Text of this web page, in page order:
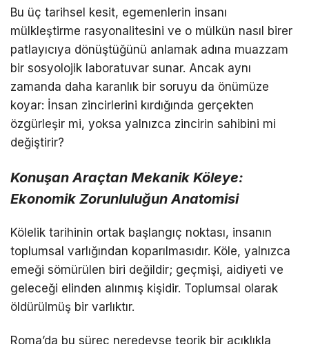
Bu üç tarihsel kesit, egemenlerin insanı
mülkleştirme rasyonalitesini ve o mülkün nasıl birer
patlayıcıya dönüştüğünü anlamak adına muazzam
bir sosyolojik laboratuvar sunar. Ancak aynı
zamanda daha karanlık bir soruyu da önümüze
koyar: İnsan zincirlerini kırdığında gerçekten
özgürleşir mi, yoksa yalnızca zincirin sahibini mi
değiştirir?
Konuşan Araçtan Mekanik Köleye:
Ekonomik Zorunluluğun Anatomisi
Kölelik tarihinin ortak başlangıç noktası, insanın
toplumsal varlığından koparılmasıdır. Köle, yalnızca
emeği sömürülen biri değildir; geçmişi, aidiyeti ve
geleceği elinden alınmış kişidir. Toplumsal olarak
öldürülmüş bir varlıktır.
Roma’da bu süreç neredeyse teorik bir açıklıkla